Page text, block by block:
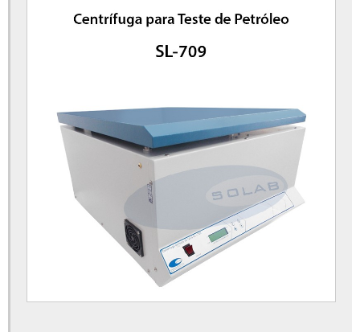
Destilador de nitrogênio para laboratório
Destilador de óleos essenciais para laboratório
Equipamentos para laboratório de análises clínicas
Equipamentos para laboratório de análises clínicas preços
Equipamentos para laboratório de química
Estufa à vácuo para laboratório
Estufa bacteriológica laboratório
Estufa com agitação tipo wagner
Estufa de esterilização e secagem